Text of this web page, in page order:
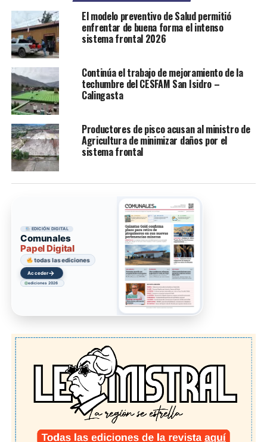
El modelo preventivo de Salud permitió
enfrentar de buena forma el intenso
sistema frontal 2026
Continúa el trabajo de mejoramiento de la
techumbre del CESFAM San Isidro –
Calingasta
Productores de pisco acusan al ministro de
Agricultura de minimizar daños por el
sistema frontal
EDICIÓN DIGITAL
Comunales
Papel Digital
todas las ediciones
Acceder→
ediciones 2026